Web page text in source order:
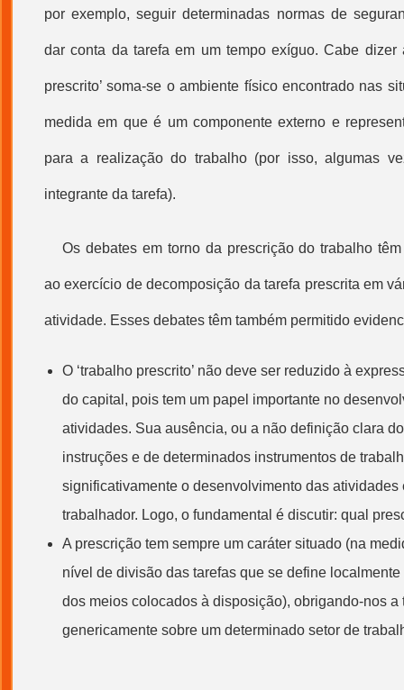
por exemplo, seguir determinadas normas de
dar conta da tarefa em um tempo exíguo. Cabe dizer
prescrito’ soma-se o ambiente físico encontrado nas
medida em que é um componente externo e
para a realização do trabalho (por isso, algumas
integrante da tarefa).
Os debates em torno da prescrição do trabalho
ao exercício de decomposição da tarefa prescrita em
atividade. Esses debates têm também permitido
O ‘trabalho prescrito’ não deve ser reduzido à
do capital, pois tem um papel importante no
atividades. Sua ausência, ou a não definição clara
instruções e de determinados instrumentos de
significativamente o desenvolvimento das
trabalhador. Logo, o fundamental é discutir: qual
A prescrição tem sempre um caráter situado (na
nível de divisão das tarefas que se define
dos meios colocados à disposição), obrigando-nos a
genericamente sobre um determinado setor de